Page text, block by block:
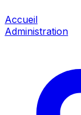
Accueil
Administration